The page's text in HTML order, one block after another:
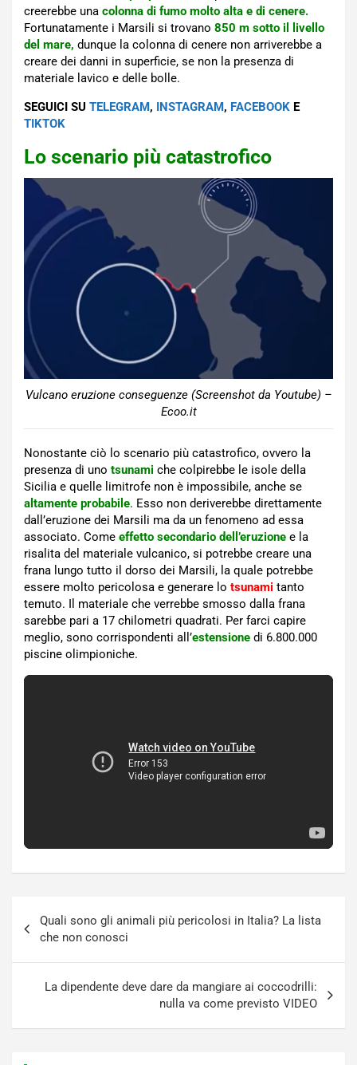
creerebbe una colonna di fumo molto alta e di cenere.
Fortunatamente i Marsili si trovano 850 m sotto il livello
del mare, dunque la colonna di cenere non arriverebbe a
creare dei danni in superficie, se non la presenza di
materiale lavico e delle bolle.
SEGUICI SU TELEGRAM, INSTAGRAM, FACEBOOK E
TIKTOK
Lo scenario più catastrofico
Vulcano eruzione conseguenze (Screenshot da Youtube) –
Ecoo.it
Nonostante ciò lo scenario più catastrofico, ovvero la
presenza di uno tsunami che colpirebbe le isole della
Sicilia e quelle limitrofe non è impossibile, anche se
altamente probabile. Esso non deriverebbe direttamente
dall’eruzione dei Marsili ma da un fenomeno ad essa
associato. Come effetto secondario dell’eruzione e la
risalita del materiale vulcanico, si potrebbe creare una
frana lungo tutto il dorso dei Marsili, la quale potrebbe
essere molto pericolosa e generare lo tsunami tanto
temuto. Il materiale che verrebbe smosso dalla frana
sarebbe pari a 17 chilometri quadrati. Per farci capire
meglio, sono corrispondenti all’estensione di 6.800.000
piscine olimpioniche.
articoli
Quali sono gli animali più pericolosi in Italia? La lista
che non conosci
La dipendente deve dare da mangiare ai coccodrilli:
nulla va come previsto VIDEO